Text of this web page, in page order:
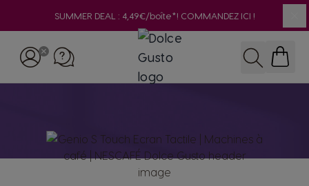
SUMMER DEAL : 4,49€/boîte*! COMMANDEZ ICI !